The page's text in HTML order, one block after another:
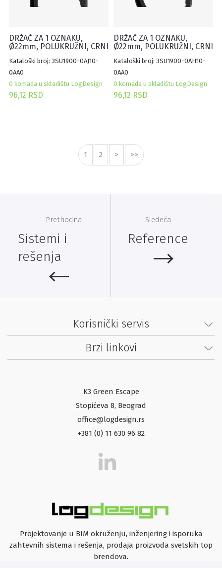
DRŽAČ ZA 1 OZNAKU,
Ø22mm, POLUKRUŽNI, CRNI
(100KOM)
Kataloški broj: 3SU1900-0AJ10-
0AA0
0 komada u skladištu LogDesign
96,12 RSD
DRŽAČ ZA 1 OZNAKU,
Ø22mm, POLUKRUŽNI, CRNI
(100KOM)
Kataloški broj: 3SU1900-0AH10-
0AA0
0 komada u skladištu LogDesign
96,12 RSD
1 2 > >>
Prethodna
Sistemi i
rešenja
Sledeća
Reference
Korisnički servis
Brzi linkovi
K3 Green Escape
Stopićeva 8, Beograd
office@logdesign.rs
+381 (0) 11 630 96 82
Projektovanje u BIM okruženju, inženjering i isporuka
zahtevnih sistema i rešenja, prodaja proizvoda svetskih top
brendova.